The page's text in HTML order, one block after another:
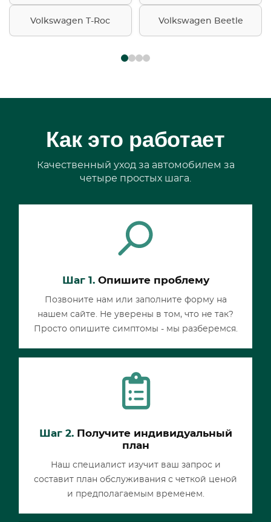
Volkswagen T-Roc Volkswagen Beetle
Как это работает
Качественный уход за автомобилем за
четыре простых шага.
Шаг 1.Опишите проблему
Позвоните нам или заполните форму на
нашем сайте. Не уверены в том, что не так?
Просто опишите симптомы - мы разберемся.
Шаг 2.Получите индивидуальный
план
Наш специалист изучит ваш запрос и
составит план обслуживания с четкой ценой
и предполагаемым временем.